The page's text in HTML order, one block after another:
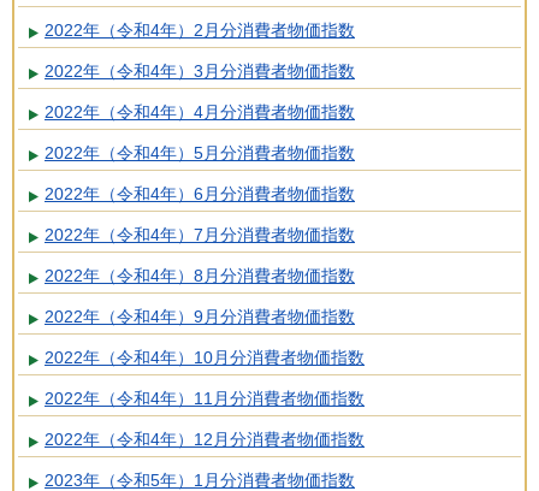
2022年（令和4年）2月分消費者物価指数
2022年（令和4年）3月分消費者物価指数
2022年（令和4年）4月分消費者物価指数
2022年（令和4年）5月分消費者物価指数
2022年（令和4年）6月分消費者物価指数
2022年（令和4年）7月分消費者物価指数
2022年（令和4年）8月分消費者物価指数
2022年（令和4年）9月分消費者物価指数
2022年（令和4年）10月分消費者物価指数
2022年（令和4年）11月分消費者物価指数
2022年（令和4年）12月分消費者物価指数
2023年（令和5年）1月分消費者物価指数